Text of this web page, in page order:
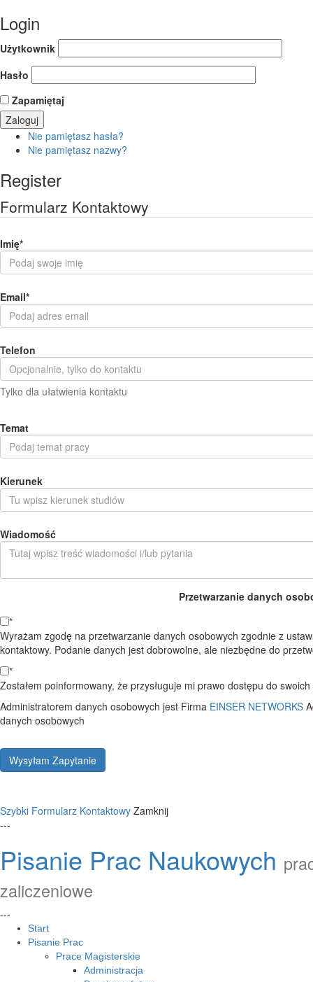
Login
Użytkownik
Hasło
Zapamiętaj
Nie pamiętasz hasła?
Nie pamiętasz nazwy?
Register
Formularz Kontaktowy
Imię*
Email*
Telefon
Tylko dla ułatwienia kontaktu
Temat
Kierunek
Wiadomość
Przetwarzanie danych
*
Wyrażam zgodę na przetwarzanie danych osobowych zgodnie z
kontaktowy. Podanie danych jest dobrowolne, ale niezbędne do
*
Zostałem poinformowany, że przysługuje mi prawo dostępu do
Administratorem danych osobowych jest Firma EINSER NETWORKS
danych osobowych
Wysyłam Zapytanie
Szybki Formularz Kontaktowy Zamknij
---
Pisanie Prac Naukowych
zaliczeniowe
---
Start
Pisanie Prac
Prace Magisterskie
Administracja